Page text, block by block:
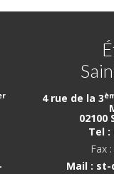
4 rue de la 3
02100
Tel :
Fax
Mail :